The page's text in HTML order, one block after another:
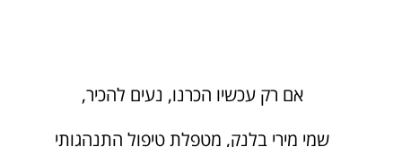
אם רק עכשיו הכרנו, נעים להכיר,
שמי מירי בלנק, מטפלת טיפול התנהגותי